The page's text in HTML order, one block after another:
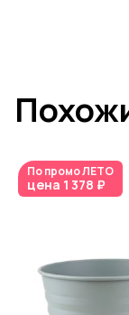
По промоЛЕТО
цена 1 378 ₽